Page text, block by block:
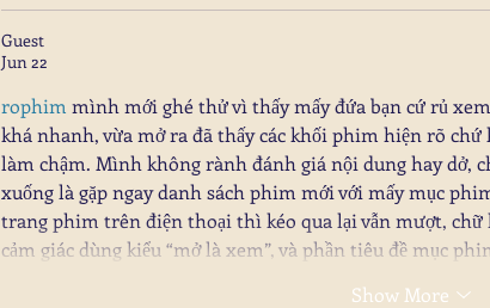
Guest
Jun 22
rophim mình mới ghé thử vì thấy mấy đứa bạn cứ rủ
khá nhanh, vừa mở ra đã thấy các khối phim hiện rõ
làm chậm. Mình không rành đánh giá nội dung hay dở,
xuống là gặp ngay danh sách phim mới với mấy mục
trang phim trên điện thoại thì kéo qua lại vẫn mượt,
cảm giác dùng kiểu “mở là xem”, và phần tiêu đề mục
Show More